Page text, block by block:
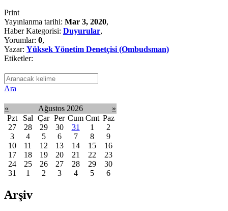
Print
Yayınlanma tarihi: Mar 3, 2020,
Haber Kategorisi: Duyurular,
Yorumlar: 0,
Yazar: Yüksek Yönetim Denetçisi (Ombudsman)
Etiketler:
Ara
« Ağustos 2026
»
Pzt
Sal Çar Per Cum Cmt Paz
27
28 29 30 31 1
2
3
4 5 6 7 8
9
10
11 12 13 14 15
16
17
18 19 20 21 22
23
24
25 26 27 28 29
30
31
1 2 3 4 5 6
Arşiv